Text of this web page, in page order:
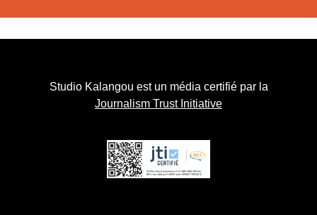
Studio Kalangou est un média certifié par la
Journalism Trust Initiative